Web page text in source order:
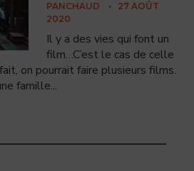
PANCHAUD
•
27 AOÛT
2020
Il y a des vies qui font un
film…C’est le cas de celle
on pourrait faire plusieurs films.
famille...